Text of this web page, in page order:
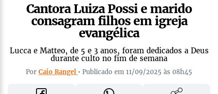
Cantora Luiza Possi e marido
consagram filhos em igreja
evangélica
Lucca e Matteo, de 5 e 3 anos, foram dedicados a Deus
durante culto no fim de semana
Por Caio Rangel • Publicado em 11/09/2025 às 08h45